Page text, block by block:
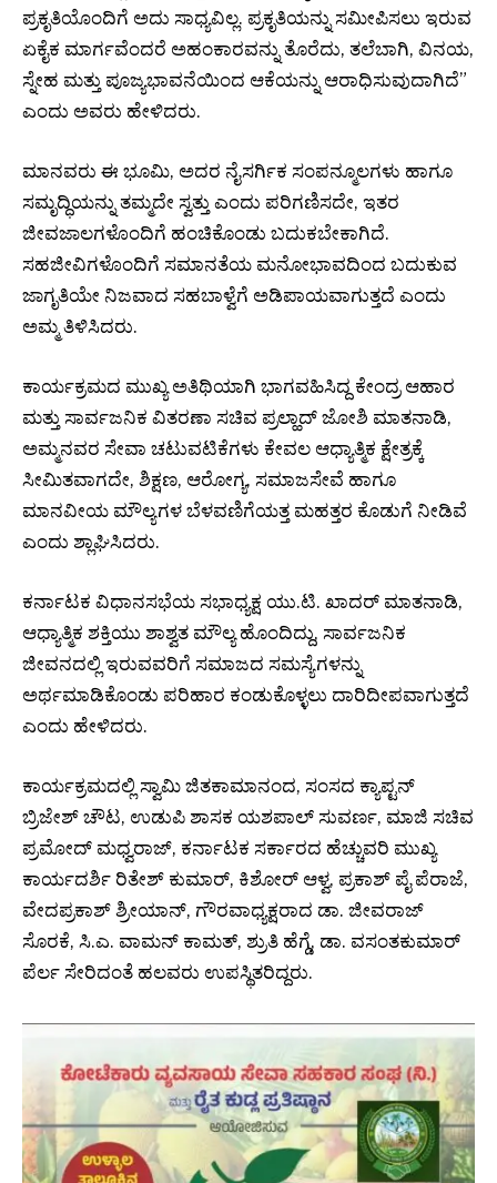
ಪ್ರಕೃತಿಯೊಂದಿಗೆ ಅದು ಸಾಧ್ಯವಿಲ್ಲ. ಪ್ರಕೃತಿಯನ್ನು ಸಮೀಪಿಸಲು ಇರುವ
ಏಕೈಕ ಮಾರ್ಗವೆಂದರೆ ಅಹಂಕಾರವನ್ನು ತೊರೆದು, ತಲೆಬಾಗಿ, ವಿನಯ,
ಸ್ನೇಹ ಮತ್ತು ಪೂಜ್ಯಭಾವನೆಯಿಂದ ಆಕೆಯನ್ನು ಆರಾಧಿಸುವುದಾಗಿದೆ”
ಎಂದು ಅವರು ಹೇಳಿದರು.
ಮಾನವರು ಈ ಭೂಮಿ, ಅದರ ನೈಸರ್ಗಿಕ ಸಂಪನ್ಮೂಲಗಳು ಹಾಗೂ
ಸಮೃದ್ಧಿಯನ್ನು ತಮ್ಮದೇ ಸ್ವತ್ತು ಎಂದು ಪರಿಗಣಿಸದೇ, ಇತರ
ಜೀವಜಾಲಗಳೊಂದಿಗೆ ಹಂಚಿಕೊಂಡು ಬದುಕಬೇಕಾಗಿದೆ.
ಸಹಜೀವಿಗಳೊಂದಿಗೆ ಸಮಾನತೆಯ ಮನೋಭಾವದಿಂದ ಬದುಕುವ
ಜಾಗೃತಿಯೇ ನಿಜವಾದ ಸಹಬಾಳ್ವೆಗೆ ಅಡಿಪಾಯವಾಗುತ್ತದೆ ಎಂದು
ಅಮ್ಮ ತಿಳಿಸಿದರು.
ಕಾರ್ಯಕ್ರಮದ ಮುಖ್ಯ ಅತಿಥಿಯಾಗಿ ಭಾಗವಹಿಸಿದ್ದ ಕೇಂದ್ರ ಆಹಾರ
ಮತ್ತು ಸಾರ್ವಜನಿಕ ವಿತರಣಾ ಸಚಿವ ಪ್ರಲ್ಹಾದ್ ಜೋಶಿ ಮಾತನಾಡಿ,
ಅಮ್ಮನವರ ಸೇವಾ ಚಟುವಟಿಕೆಗಳು ಕೇವಲ ಆಧ್ಯಾತ್ಮಿಕ ಕ್ಷೇತ್ರಕ್ಕೆ
ಸೀಮಿತವಾಗದೇ, ಶಿಕ್ಷಣ, ಆರೋಗ್ಯ, ಸಮಾಜಸೇವೆ ಹಾಗೂ
ಮಾನವೀಯ ಮೌಲ್ಯಗಳ ಬೆಳವಣಿಗೆಯತ್ತ ಮಹತ್ತರ ಕೊಡುಗೆ ನೀಡಿವೆ
ಎಂದು ಶ್ಲಾಘಿಸಿದರು.
ಕರ್ನಾಟಕ ವಿಧಾನಸಭೆಯ ಸಭಾಧ್ಯಕ್ಷ ಯು.ಟಿ. ಖಾದರ್ ಮಾತನಾಡಿ,
ಆಧ್ಯಾತ್ಮಿಕ ಶಕ್ತಿಯು ಶಾಶ್ವತ ಮೌಲ್ಯ ಹೊಂದಿದ್ದು, ಸಾರ್ವಜನಿಕ
ಜೀವನದಲ್ಲಿ ಇರುವವರಿಗೆ ಸಮಾಜದ ಸಮಸ್ಯೆಗಳನ್ನು
ಅರ್ಥಮಾಡಿಕೊಂಡು ಪರಿಹಾರ ಕಂಡುಕೊಳ್ಳಲು ದಾರಿದೀಪವಾಗುತ್ತದೆ
ಎಂದು ಹೇಳಿದರು.
ಕಾರ್ಯಕ್ರಮದಲ್ಲಿ ಸ್ವಾಮಿ ಜಿತಕಾಮಾನಂದ, ಸಂಸದ ಕ್ಯಾಪ್ಟನ್
ಬ್ರಿಜೇಶ್ ಚೌಟ, ಉಡುಪಿ ಶಾಸಕ ಯಶಪಾಲ್ ಸುವರ್ಣ, ಮಾಜಿ ಸಚಿವ
ಪ್ರಮೋದ್ ಮಧ್ವರಾಜ್, ಕರ್ನಾಟಕ ಸರ್ಕಾರದ ಹೆಚ್ಚುವರಿ ಮುಖ್ಯ
ಕಾರ್ಯದರ್ಶಿ ರಿತೇಶ್ ಕುಮಾರ್, ಕಿಶೋರ್ ಆಳ್ವ, ಪ್ರಕಾಶ್ ಪೈ ಪೆರಾಜೆ,
ವೇದಪ್ರಕಾಶ್ ಶ್ರೀಯಾನ್, ಗೌರವಾಧ್ಯಕ್ಷರಾದ ಡಾ. ಜೀವರಾಜ್
ಸೊರಕೆ, ಸಿ.ಎ. ವಾಮನ್ ಕಾಮತ್, ಶ್ರುತಿ ಹೆಗ್ಡೆ, ಡಾ. ವಸಂತಕುಮಾರ್
ಪೆರ್ಲ ಸೇರಿದಂತೆ ಹಲವರು ಉಪಸ್ಥಿತರಿದ್ದರು.